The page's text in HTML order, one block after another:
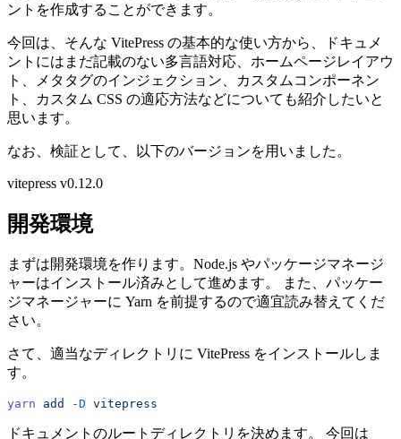
ントを作成することができます。
今回は、そんな VitePress の基本的な使い方から、ドキュメ
ントにはまだ記載のない多言語対応、ホームページレイアウ
ト、メタタグのインジェクション、カスタムコンポーネン
ト、カスタム CSS の適応方法などについても紹介したいと
思います。
なお、検証として、以下のバージョンを用いました。
vitepress v0.12.0
開発環境
まずは開発環境を作ります。Node.js やパッケージマネージ
ャーはインストール済みとして進めます。 また、パッケー
ジマネージャーに Yarn を前提するので適宜読み替えてくだ
さい。
さて、適当なディレクトリに VitePress をインストールしま
す。
yarn add -D vitepress
ドキュメントのルートディレクトリを決めます。 今回は